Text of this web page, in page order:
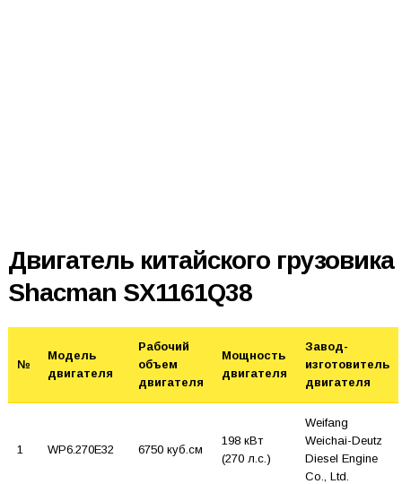
Двигатель китайского грузовика
Shacman SX1161Q38
№
Модель
двигателя
Рабочий
объем
двигателя
Мощность
двигателя
Завод-
изготовитель
двигателя
1 WP6.270E32 6750 куб.см
198 кВт
(270 л.с.)
Weifang
Weichai-Deutz
Diesel Engine
Co., Ltd.